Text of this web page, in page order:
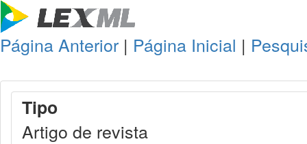
Página Anterior | Página Inicial |
Tipo
Artigo de revista